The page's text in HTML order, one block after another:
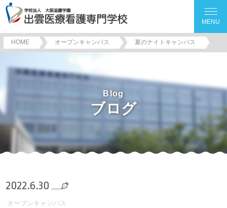
MENU
HOME オープンキャンパス 夏のナイトキャンパス
Blog
ブログ
2022.6.30
オープンキャンパス